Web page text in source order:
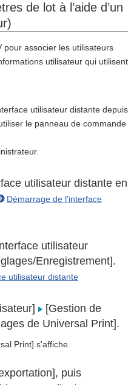
de lot à l’aide d’un
pour associer les utilisateurs
utilisateur qui utilisent
utilisateur distante depuis
le panneau de commande
utilisateur distante en
Démarrage de l'interface
utilisateur
Enregistrement].
utilisateur distante
[Gestion de
de Universal Print].
Print] s'affiche.
puis